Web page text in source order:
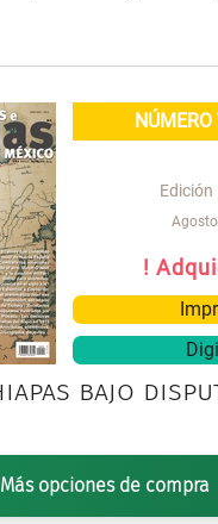
NÚMERO
Edición
!
bajo
Más opciones de compra